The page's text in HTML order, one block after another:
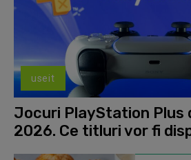
useit
Jocuri PlayStation Plus
2026. Ce titluri vor fi